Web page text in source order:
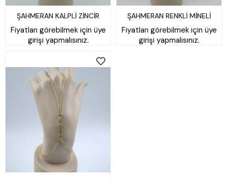
ŞAHMERAN KALPLİ ZİNCİR
MODEL
Fiyatları görebilmek için üye
girişi yapmalısınız.
ŞAHMERAN RENKLİ MİNELİ
Fiyatları görebilmek için üye
girişi yapmalısınız.